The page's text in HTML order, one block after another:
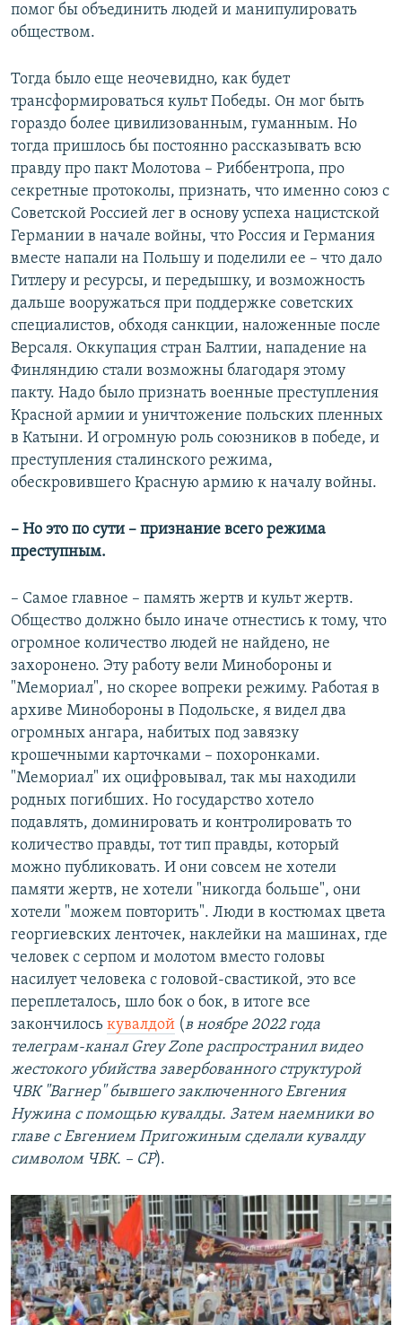
помог бы объединить людей и манипулировать
обществом.
Тогда было еще неочевидно, как будет
трансформироваться культ Победы. Он мог быть
гораздо более цивилизованным, гуманным. Но
тогда пришлось бы постоянно рассказывать всю
правду про пакт Молотова – Риббентропа, про
секретные протоколы, признать, что именно союз с
Советской Россией лег в основу успеха нацистской
Германии в начале войны, что Россия и Германия
вместе напали на Польшу и поделили ее – что дало
Гитлеру и ресурсы, и передышку, и возможность
дальше вооружаться при поддержке советских
специалистов, обходя санкции, наложенные после
Версаля. Оккупация стран Балтии, нападение на
Финляндию стали возможны благодаря этому
пакту. Надо было признать военные преступления
Красной армии и уничтожение польских пленных
в Катыни. И огромную роль союзников в победе, и
преступления сталинского режима,
обескровившего Красную армию к началу войны.
– Но это по сути – признание всего режима
преступным.
– Самое главное – память жертв и культ жертв.
Общество должно было иначе отнестись к тому, что
огромное количество людей не найдено, не
захоронено. Эту работу вели Минобороны и
"Мемориал", но скорее вопреки режиму. Работая в
архиве Минобороны в Подольске, я видел два
огромных ангара, набитых под завязку
крошечными карточками – похоронками.
"Мемориал" их оцифровывал, так мы находили
родных погибших. Но государство хотело
подавлять, доминировать и контролировать то
количество правды, тот тип правды, который
можно публиковать. И они совсем не хотели
памяти жертв, не хотели "никогда больше", они
хотели "можем повторить". Люди в костюмах цвета
георгиевских ленточек, наклейки на машинах, где
человек с серпом и молотом вместо головы
насилует человека с головой-свастикой, это все
переплеталось, шло бок о бок, в итоге все
закончилось кувалдой (в ноябре 2022 года
телеграм-канал Grey Zone распространил видео
жестокого убийства завербованного структурой
ЧВК "Вагнер" бывшего заключенного Евгения
Нужина с помощью кувалды. Затем наемники во
главе с Евгением Пригожиным сделали кувалду
символом ЧВК. – СР).